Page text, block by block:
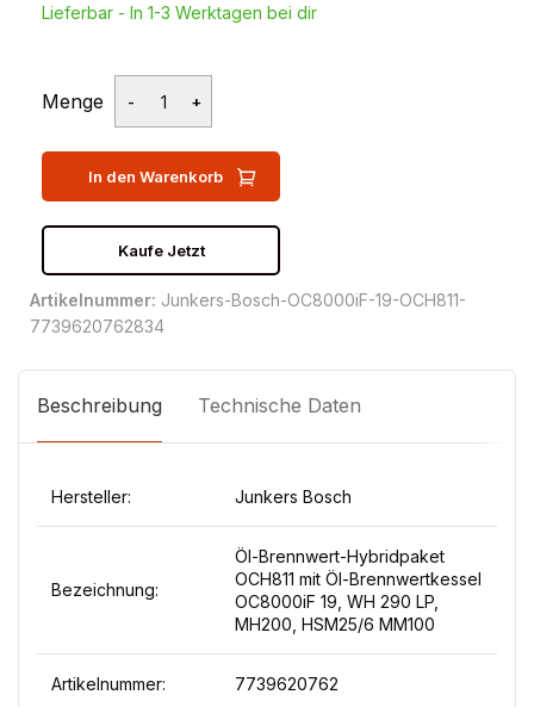
Lieferbar - In 1-3 Werktagen bei dir
Menge
In den Warenkorb
Kaufe Jetzt
Artikelnummer: Junkers-Bosch-OC8000iF-19-OCH811-
7739620762834
Beschreibung Technische Daten
Hersteller: Junkers Bosch
Bezeichnung:
Öl-Brennwert-Hybridpaket
OCH811 mit Öl-Brennwertkessel
OC8000iF 19, WH 290 LP,
MH200, HSM25/6 MM100
Artikelnummer: 7739620762